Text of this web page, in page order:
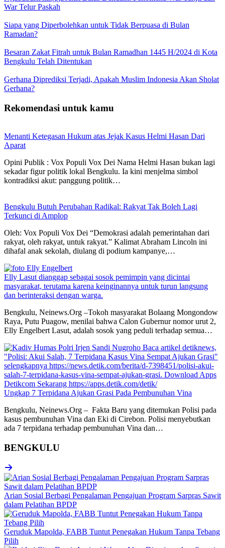
War Telur Paskah
Siapa yang Diperbolehkan untuk Tidak Berpuasa di Bulan
Ramadan?
Besaran Zakat Fitrah untuk Bulan Ramadhan 1445 H/2024 di Kota
Bengkulu Telah Ditentukan
Gerhana Diprediksi Terjadi, Apakah Muslim Indonesia Akan Sholat
Gerhana?
Rekomendasi untuk kamu
Menanti Ketegasan Hukum atas Jejak Kasus Helmi Hasan Dari
Aparat
Opini Publik : Vox Populi Vox Dei Nama Helmi Hasan bukan lagi
sekadar figur politik lokal Bengkulu. Ia kini menjelma simbol
kontradiksi akut: panggung politik…
Bengkulu Butuh Perubahan Radikal: Rakyat Tak Boleh Lagi
Terkunci di Amplop
Oleh: Vox Populi Vox Dei “Demokrasi adalah pemerintahan dari
rakyat, oleh rakyat, untuk rakyat.” Kalimat Abraham Lincoln ini
dihafal anak sekolah, diulang di podium kampanye,…
Elly Lasut dianggap sebagai sosok pemimpin yang dicintai
masyarakat, terutama karena keinginannya untuk turun langsung
dan berinteraksi dengan warga.
Bengkulu, Neinews.Org –Tokoh masyarakat Bolaang Mongondow
Raya, Putu Puagow, menilai bahwa Calon Gubernur nomor urut 2,
Elly Engelbert Lasut, adalah sosok yang peduli terhadap semua…
Ungkap 7 Terpidana Ajukan Grasi Pada Pembunuhan Vina
Bengkulu, Neinews.Org – Fakta Baru yang ditemukan Polisi pada
kasus pembunuhan Vina dan Eki di Cirebon. Polisi menyebutkan
ada 7 terpidana terhadap pembunuhan Vina dan…
BENGKULU
Arian Sosial Berbagi Pengalaman Pengajuan Program Sarpras Sawit
dalam Pelatihan BPDP
Geruduk Mapolda, FABB Tuntut Penegakan Hukum Tanpa Tebang
Pilih